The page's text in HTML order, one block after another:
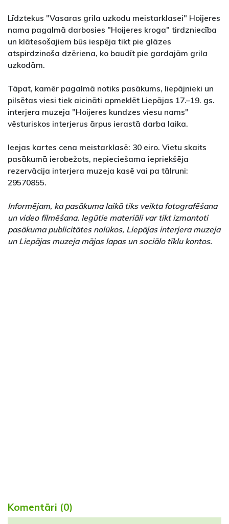
Līdztekus "Vasaras grila uzkodu meistarklasei" Hoijeres
nama pagalmā darbosies "Hoijeres kroga" tirdzniecība
un klātesošajiem būs iespēja tikt pie glāzes
atspirdzinoša dzēriena, ko baudīt pie gardajām grila
uzkodām.
Tāpat, kamēr pagalmā notiks pasākums, liepājnieki un
pilsētas viesi tiek aicināti apmeklēt Liepājas 17.–19. gs.
interjera muzeja "Hoijeres kundzes viesu nams"
vēsturiskos interjerus ārpus ierastā darba laika.
Ieejas kartes cena meistarklasē: 30 eiro. Vietu skaits
pasākumā ierobežots, nepieciešama iepriekšēja
rezervācija interjera muzeja kasē vai pa tālruni:
29570855.
Informējam, ka pasākuma laikā tiks veikta fotografēšana
un video filmēšana. Iegūtie materiāli var tikt izmantoti
pasākuma publicitātes nolūkos, Liepājas interjera muzeja
un Liepājas muzeja mājas lapas un sociālo tīklu kontos.
Komentāri (0)